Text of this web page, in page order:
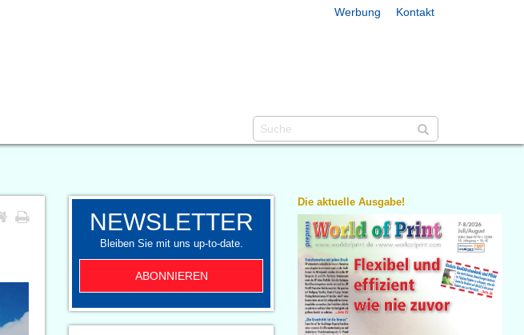
Werbung Kontakt
NEWSLETTER
Bleiben Sie mit uns up-to-date.
ABONNIEREN
Die aktuelle Ausgabe!